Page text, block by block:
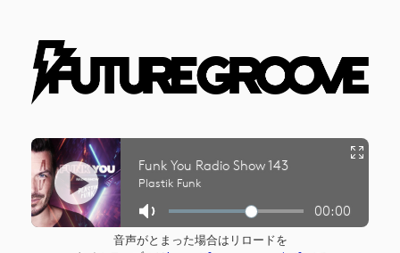
音声がとまった場合はリロードを